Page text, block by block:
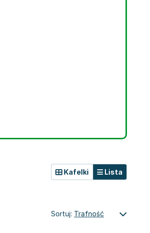
Kafelki Lista
Sortuj: Trafność